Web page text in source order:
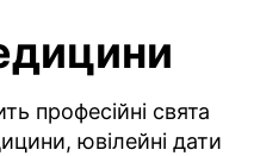
професійні свята
ювілейні дати